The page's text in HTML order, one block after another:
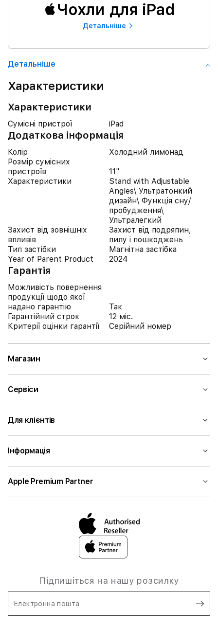
Чохли для iPad
Детальнiше
Детальнiше
Характеристики
Характеристики
Сумісні пристрої iPad
Додаткова інформація
Колір
Холодний лимонад
Розмір сумісних
пристроїв
11"
Характеристики
Stand with Adjustable
Angles\ Ультратонкий
дизайн\ Функція сну/
пробудження\
Ультралегкий
Захист від зовнішніх
впливів
Захист від подряпин,
пилу і пошкоджень
Тип застібки
Магнітна застібка
Year of Parent Product
2024
Гарантія
Можливість повернення
продукції щодо якої
надано гарантію
Так
Гарантійний строк
12 міс.
Критерії оцінки гарантії
Серійний номер
Магазин
Сервіси
Для клієнтів
Інформація
Apple Premium Partner
Підпишіться на нашу розсилку
Електронна пошта